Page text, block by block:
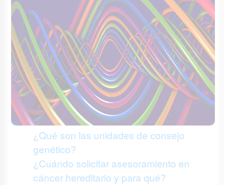
¿Qué son las unidades de consejo
genético?
¿Cuándo solicitar asesoramiento en
cáncer hereditario y para qué?